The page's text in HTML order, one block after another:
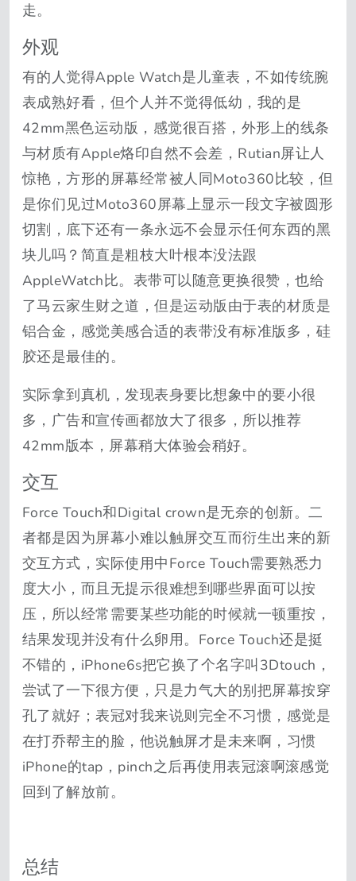
走。
外观
有的人觉得Apple Watch是儿童表，不如传统腕
表成熟好看，但个人并不觉得低幼，我的是
42mm黑色运动版，感觉很百搭，外形上的线条
与材质有Apple烙印自然不会差，Rutian屏让人
惊艳，方形的屏幕经常被人同Moto360比较，但
是你们见过Moto360屏幕上显示一段文字被圆形
切割，底下还有一条永远不会显示任何东西的黑
块儿吗？简直是粗枝大叶根本没法跟
AppleWatch比。表带可以随意更换很赞，也给
了马云家生财之道，但是运动版由于表的材质是
铝合金，感觉美感合适的表带没有标准版多，硅
胶还是最佳的。
实际拿到真机，发现表身要比想象中的要小很
多，广告和宣传画都放大了很多，所以推荐
42mm版本，屏幕稍大体验会稍好。
交互
Force Touch和Digital crown是无奈的创新。二
者都是因为屏幕小难以触屏交互而衍生出来的新
交互方式，实际使用中Force Touch需要熟悉力
度大小，而且无提示很难想到哪些界面可以按
压，所以经常需要某些功能的时候就一顿重按，
结果发现并没有什么卵用。Force Touch还是挺
不错的，iPhone6s把它换了个名字叫3Dtouch，
尝试了一下很方便，只是力气大的别把屏幕按穿
孔了就好；表冠对我来说则完全不习惯，感觉是
在打乔帮主的脸，他说触屏才是未来啊，习惯
iPhone的tap，pinch之后再使用表冠滚啊滚感觉
回到了解放前。
总结